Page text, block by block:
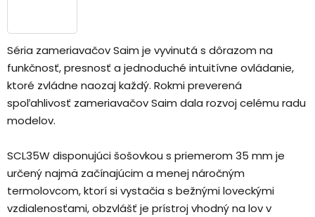
Séria zameriavačov Saim je vyvinutá s dôrazom na
funkčnosť, presnosť a jednoduché intuitívne ovládanie,
ktoré zvládne naozaj každý. Rokmi preverená
spoľahlivosť zameriavačov Saim dala rozvoj celému radu
modelov.
SCL35W disponujúci šošovkou s priemerom 35 mm je
určený najmä začínajúcim a menej náročným
termolovcom, ktorí si vystačia s bežnými loveckými
vzdialenosťami, obzvlášť je prístroj vhodný na lov v